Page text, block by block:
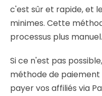
c'est sûr et rapide, et
minimes. Cette
processus plus manuel.
Si ce n'est pas
méthode de paiement
payer vos affiliés via